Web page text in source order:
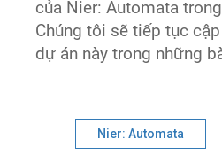
của Nier: Automata
Chúng tôi sẽ tiếp tục
dự án này trong những
Nier: Automata